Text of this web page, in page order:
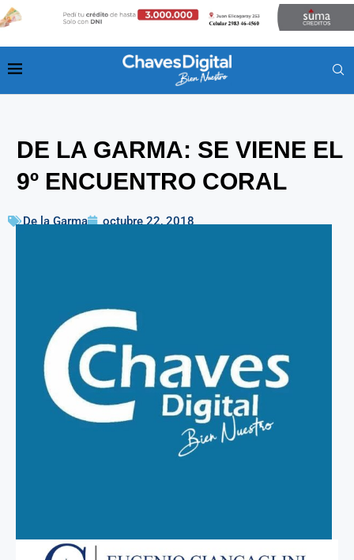
DE LA GARMA: SE VIENE EL
9º ENCUENTRO CORAL
De la Garma octubre 22, 2018